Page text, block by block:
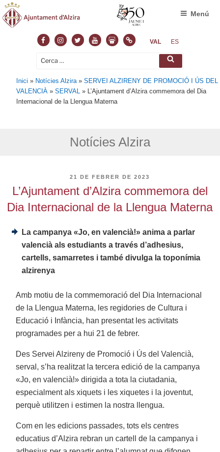
FacebookInstagram
TwitterYoutubeSlideshare
NormasVAL ES
Cerca: Cerca
Menú
Inici » Notícies Alzira »SERVEI ALZIRENY DE PROMOCIÓ I ÚS DEL
VALENCIÀ »SERVAL » L’Ajuntament d’Alzira commemora del Dia
Internacional de la Llengua Materna
Notícies Alzira
PUBLICAT
21 DE FEBRER DE 2023
L’Ajuntament d’Alzira commemora del
Dia Internacional de la Llengua Materna
La campanya «Jo, en valencià!» anima a parlar
valencià als estudiants a través d’adhesius,
cartells, samarretes i també divulga la toponímia
alzirenya
Amb motiu de la commemoració del Dia Internacional
de la Llengua Materna, les regidories de Cultura i
Educació i Infància, han presentat les activitats
programades per a hui 21 de febrer.
Des Servei Alzireny de Promoció i Ús del Valencià,
serval, s’ha realitzat la tercera edició de la campanya
«Jo, en valencià!» dirigida a tota la ciutadania,
especialment als xiquets i les xiquetes i la joventut,
perquè utilitzen i estimen la nostra llengua.
Com en les edicions passades, tots els centres
educatius d’Alzira rebran un cartell de la campanya i